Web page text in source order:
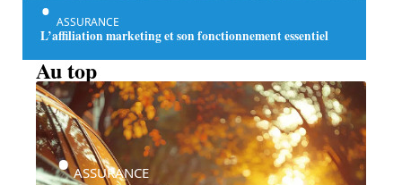
ASSURANCE
L’affiliation marketing et son fonctionnement essentiel
Au top
ASSURANCE